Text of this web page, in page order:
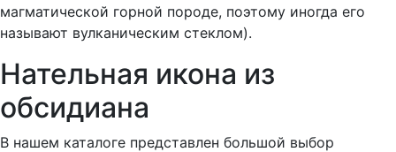
магматической горной породе, поэтому иногда его
называют вулканическим стеклом).
Нательная икона из
обсидиана
В нашем каталоге представлен большой выбор